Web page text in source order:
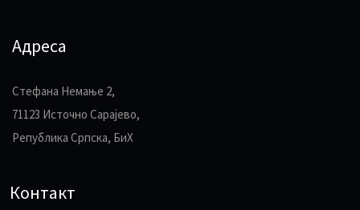
Адреса
Стефана Немање 2,
71123 Источно Сарајево,
Република Српска, БиХ
Контакт